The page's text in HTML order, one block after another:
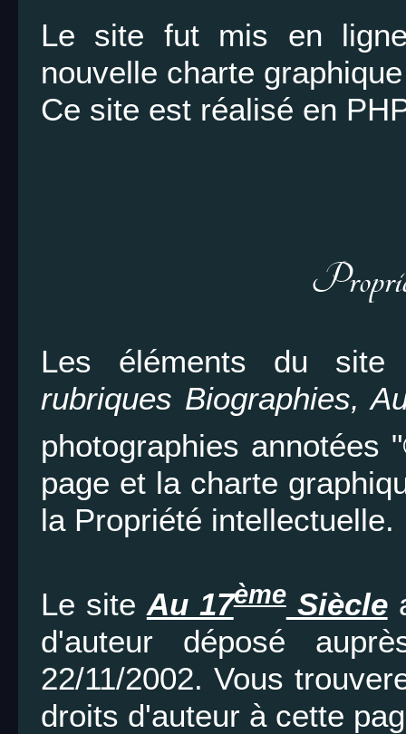
Le site fut mis en
nouvelle charte
Ce site est réalisé en
Les éléments du
rubriques Biographies,
photographies annotées "
page et la charte
la Propriété intellectuelle.
Le site Au 17èmeSiècle
d'auteur déposé
22/11/2002. Vous
droits d'auteur à cette